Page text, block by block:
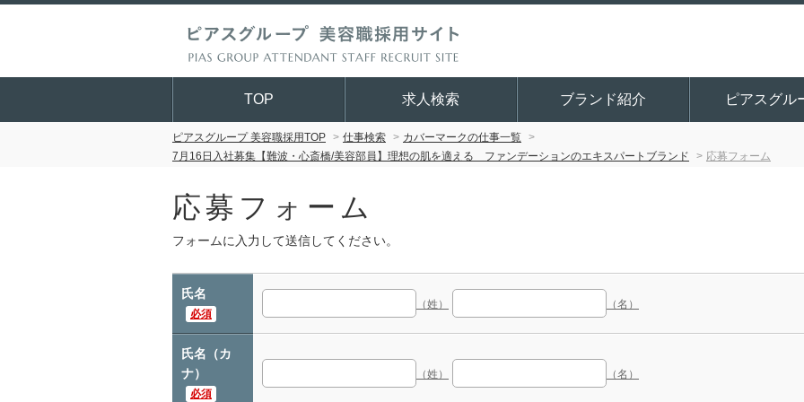
TOP 求人検索 ブランド紹介 ピアスグル
ピアスグループ 美容職採用TOP 仕事検索
カバーマークの仕事一覧
7月16日入社募集【難波・心斎橋/美容部員】理想の肌を適える ファンデーションのエキスパートブランド
応募フォーム
応募フォーム
フォームに入力して送信してください。
氏名
必須
（姓） （名）
氏名（カ
ナ）
必須
（姓） （名）